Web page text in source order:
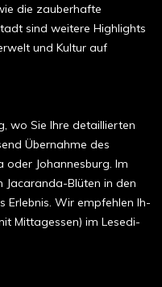
die zauberhafte
sind weitere Highlights
und Kultur auf
wo Sie Ihre detail­lierten
Übernahme des
Johannesburg. Im
Jaca­randa-Blüten in den
Erlebnis. Wir empfehlen Ih­
Mit­tagessen) im Lesedi-